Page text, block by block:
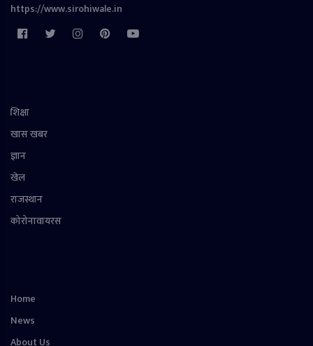
https://www.sirohiwale.in
शिक्षा
खास खबर
ज्ञान
खेल
राजस्थान
कोरोनावायरस
Home
News
About Us